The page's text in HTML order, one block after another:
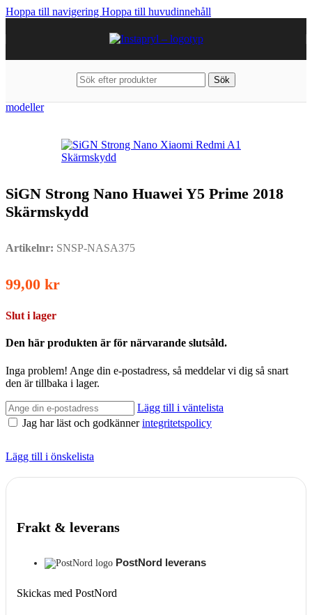
Hoppa till navigering Hoppa till huvudinnehåll
Sök
modeller
SiGN Strong Nano Huawei Y5 Prime 2018
Skärmskydd
Artikelnr: SNSP-NASA375
99,00 kr
Slut i lager
Den här produkten är för närvarande slutsåld.
Inga problem! Ange din e-postadress, så meddelar vi dig så snart
den är tillbaka i lager.
Lägg till i väntelista
Jag har läst och godkännerintegritetspolicy
Lägg till i önskelista
Frakt & leverans
PostNord leverans
Skickas med PostNord